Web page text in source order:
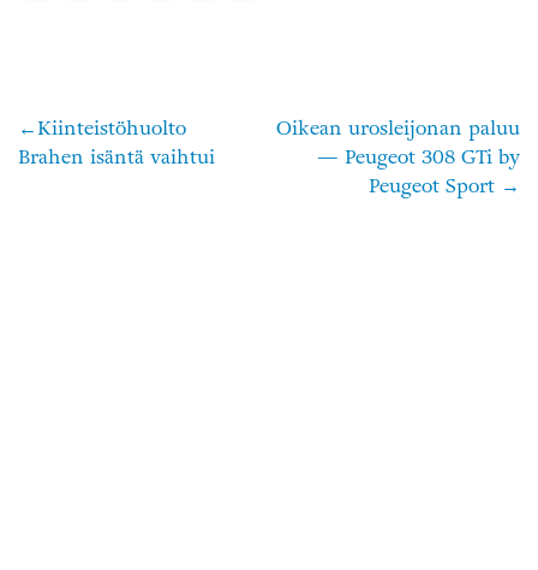
Artikkelien
Kiinteistöhuolto
Brahen isäntä vaihtui
Oikean urosleijonan paluu
— Peugeot 308 GTi by
Peugeot Sport